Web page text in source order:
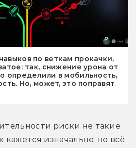
по веткам прокачки,
так, снижение урона от
определили в мобильность,
Но, может, это поправят
риски не такие
кажется изначально, но всё